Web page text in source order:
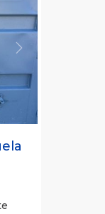
Next